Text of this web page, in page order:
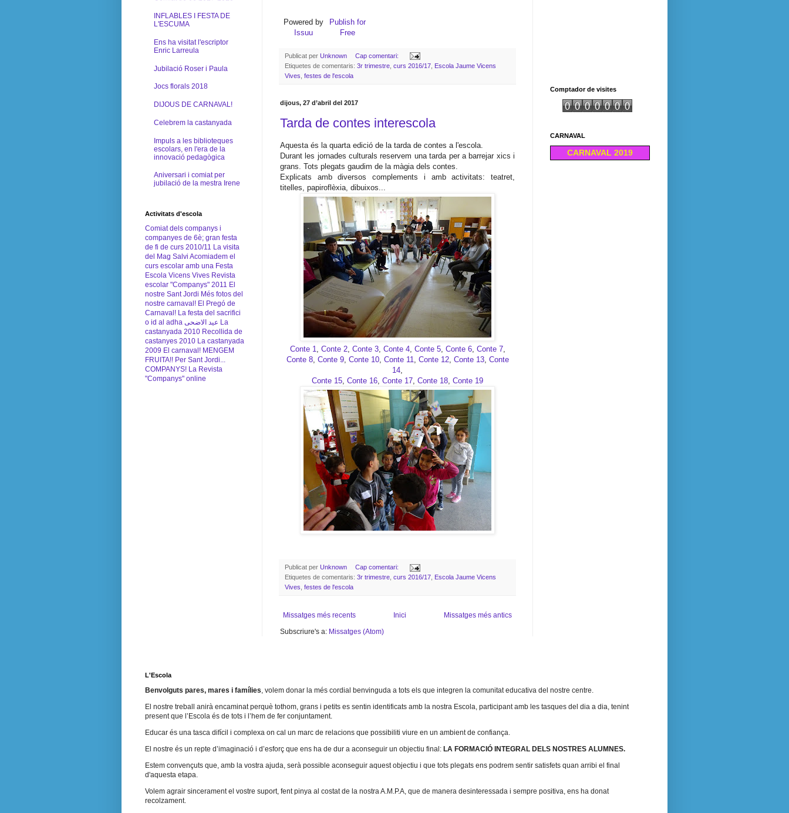
Powered by
Issuu
Publish for
Free
Publicat per Unknown
Cap comentari:
Etiquetes de comentaris: 3r trimestre curs 2016/17 Escola Jaume Vicens
Vives festes de l'escola
dijous, 27 d’abril del 2017
Tarda de contes interescola
Aquesta és la quarta edició de la tarda de contes a l'escola.
Durant les jornades culturals reservem una tarda per a barrejar xics i
grans. Tots plegats gaudim de la màgia dels contes.
Explicats amb diversos complements i amb activitats: teatret,
titelles, papiroflèxia, dibuixos...
Conte 1, Conte 2, Conte 3, Conte 4, Conte 5, Conte 6, Conte 7,
Conte 8, Conte 9, Conte 10, Conte 11, Conte 12, Conte 13, Conte
14,
Conte 15, Conte 16, Conte 17, Conte 18, Conte 19
Publicat per Unknown
Cap comentari:
Etiquetes de comentaris: 3r trimestre curs 2016/17
Escola Jaume Vicens
Vives festes de l'escola
Missatges més recents Missatges més antics
Inici
Subscriure's a: Missatges (Atom)
INFLABLES I FESTA DE
L'ESCUMA
Ens ha visitat l'escriptor
Enric Larreula
Jubilació Roser i Paula
Jocs florals 2018
DIJOUS DE CARNAVAL!
Celebrem la castanyada
Impuls a les biblioteques
escolars, en l'era de la
innovació pedagògica
Aniversari i comiat per
jubilació de la mestra Irene
Activitats d'escola
Comiat dels companys i
companyes de 6è; gran festa
de fi de curs 2010/11 La visita
del Mag Salvi Acomiadem el
curs escolar amb una Festa
Escola Vicens Vives Revista
escolar "Companys" 2011 El
nostre Sant Jordi Més fotos del
nostre carnaval! El Pregó de
Carnaval! La festa del sacrifici
La
castanyada 2010 Recollida de
castanyes 2010 La castanyada
2009 El carnaval! MENGEM
FRUITA!! Per Sant Jordi...
COMPANYS! La Revista
"Companys" online
Comptador de visites
CARNAVAL
CARNAVAL 2019
L'Escola
Benvolguts pares, mares i famílies, volem donar la més cordial benvinguda a tots els que integren la comunitat educativa del nostre centre.
El nostre treball anirà encaminat perquè tothom, grans i petits es sentin identificats amb la nostra Escola, participant amb les tasques del dia a dia, tenint
present que l’Escola és de tots i l’hem de fer conjuntament.
Educar és una tasca difícil i complexa on cal un marc de relacions que possibiliti viure en un ambient de confiança.
El nostre és un repte d’imaginació i d’esforç que ens ha de dur a aconseguir un objectiu final: LA FORMACIÓ INTEGRAL DELS NOSTRES ALUMNES.
Estem convençuts que, amb la vostra ajuda, serà possible aconseguir aquest objectiu i que tots plegats ens podrem sentir satisfets quan arribi el final
d'aquesta etapa.
Volem agrair sincerament el vostre suport, fent pinya al costat de la nostra A.M.P.A, que de manera desinteressada i sempre positiva, ens ha donat
recolzament.